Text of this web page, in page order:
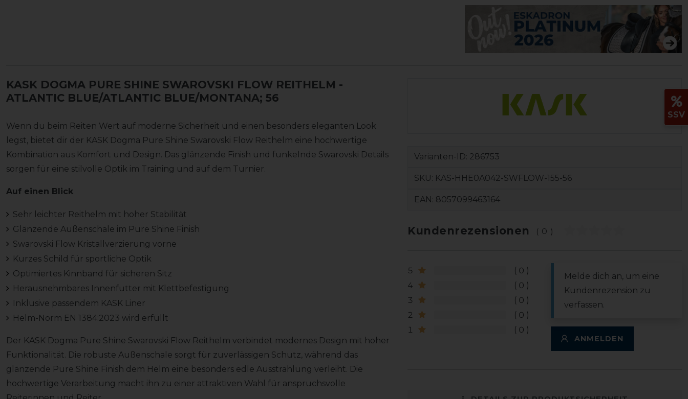
KASK DOGMA PURE SHINE SWAROVSKI FLOW REITHELM -
ATLANTIC BLUE/ATLANTIC BLUE/MONTANA; 56
Wenn du beim Reiten Wert auf moderne Sicherheit und einen besonders eleganten Look
legst, bietet dir der KASK Dogma Pure Shine Swarovski Flow Reithelm eine hochwertige
Kombination aus Komfort und Design. Das glänzende Finish und funkelnde Swarovski Details
sorgen für eine stilvolle Optik im Training und auf dem Turnier.
Auf einen Blick
Sehr leichter Reithelm mit hoher Stabilität
Glänzende Außenschale im Pure Shine Finish
Swarovski Flow Kristallverzierung vorne
Kurzes Schild für sportliche Optik
Optimiertes Kinnband für sicheren Sitz
Herausnehmbares Innenfutter mit Klettbefestigung
Inklusive passendem KASK Liner
Helm-Norm EN 1384:2023 wird erfüllt
Der KASK Dogma Pure Shine Swarovski Flow Reithelm verbindet modernes Design mit hoher
Funktionalität. Die robuste Außenschale sorgt für zuverlässigen Schutz, während das
glänzende Pure Shine Finish dem Helm eine besonders edle Ausstrahlung verleiht. Die
hochwertige Verarbeitung macht ihn zu einer attraktiven Wahl für anspruchsvolle
Varianten-ID: 286753
SKU: KAS-HHE0A042-SWFLOW-155-56
EAN: 8057099463164
Kundenrezensionen (0)
5
0
4
0
3
0
2
0
1
0
Melde dich an, um eine
Kundenrezension zu
verfassen.
ANMELDEN
SSV